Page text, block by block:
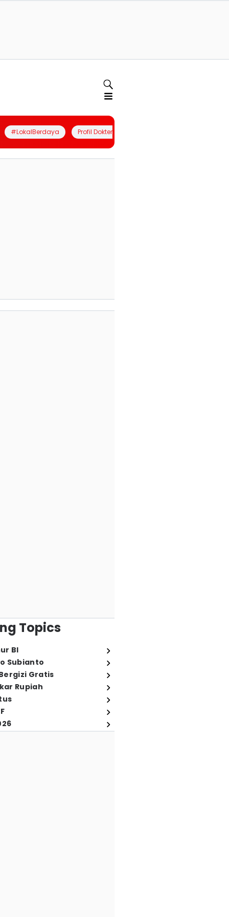
#LokalBerdaya Profil Dokter
Topics
BI
Subianto
Gratis
Rupiah